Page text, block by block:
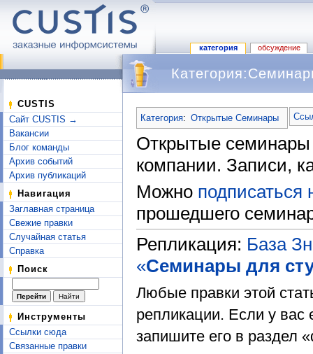
категория обсуждение
CUSTIS
Сайт CUSTIS →
Вакансии
Блог команды
Архив событий
Архив публикаций
Навигация
Заглавная страница
Свежие правки
Случайная статья
Справка
Поиск
Инструменты
Ссылки сюда
Связанные правки
Категория: Открытые Семинары
Открытые
компании. Записи,
Можно подписаться
прошедшего
Репликация: База
«Семинары для
Любые правки этой
репликации. Если у вас
запишите его в раздел